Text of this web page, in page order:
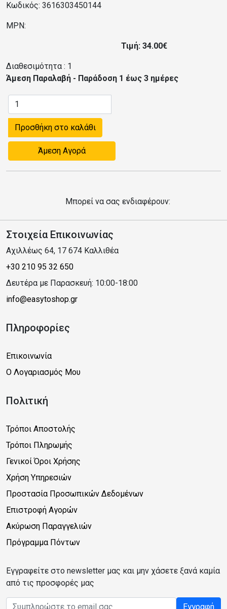
Κωδικός: 3616303450144
MPN:
Τιμή: 34.00€
Διαθεσιμότητα : 1
Άμεση Παραλαβή - Παράδοση 1 έως 3 ημέρες
Προσθήκη στο καλάθι
Άμεση Αγορά
Μπορεί να σας ενδιαφέρουν:
Στοιχεία Επικοινωνίας
Αχιλλέως 64, 17 674 Καλλιθέα
+30 210 95 32 650
Δευτέρα με Παρασκευή: 10:00-18:00
info@easytoshop.gr
Πληροφορίες
Επικοινωνία
Ο Λογαριασμός Μου
Πολιτική
Τρόποι Αποστολής
Τρόποι Πληρωμής
Γενικοί Όροι Χρήσης
Χρήση Υπηρεσιών
Προστασία Προσωπικών Δεδομένων
Επιστροφή Αγορών
Ακύρωση Παραγγελιών
Πρόγραμμα Πόντων
Εγγραφείτε στο newsletter μας και μην χάσετε ξανά καμία
από τις προσφορές μας
Email address Εγγραφή